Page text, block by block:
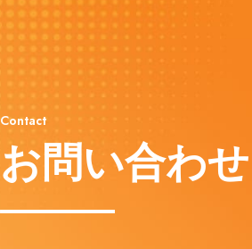
Contact
お問い合わせ